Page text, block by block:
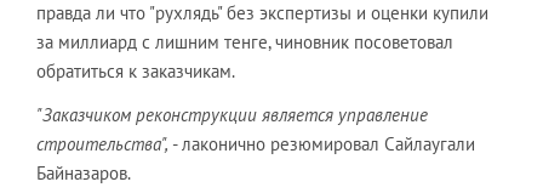
правда ли что "рухлядь" без экспертизы и оценки купили
за миллиард с лишним тенге, чиновник посоветовал
обратиться к заказчикам.
"Заказчиком реконструкции является управление
строительства", - лаконично резюмировал Сайлаугали
Байназаров.